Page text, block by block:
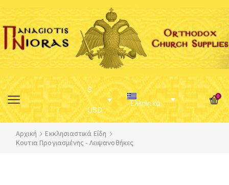
$
USD
Ελληνικά
0
Αρχική
Εκκλησιαστικά Είδη
Κουτια Προγιασμένης - Λειψανοθήκες